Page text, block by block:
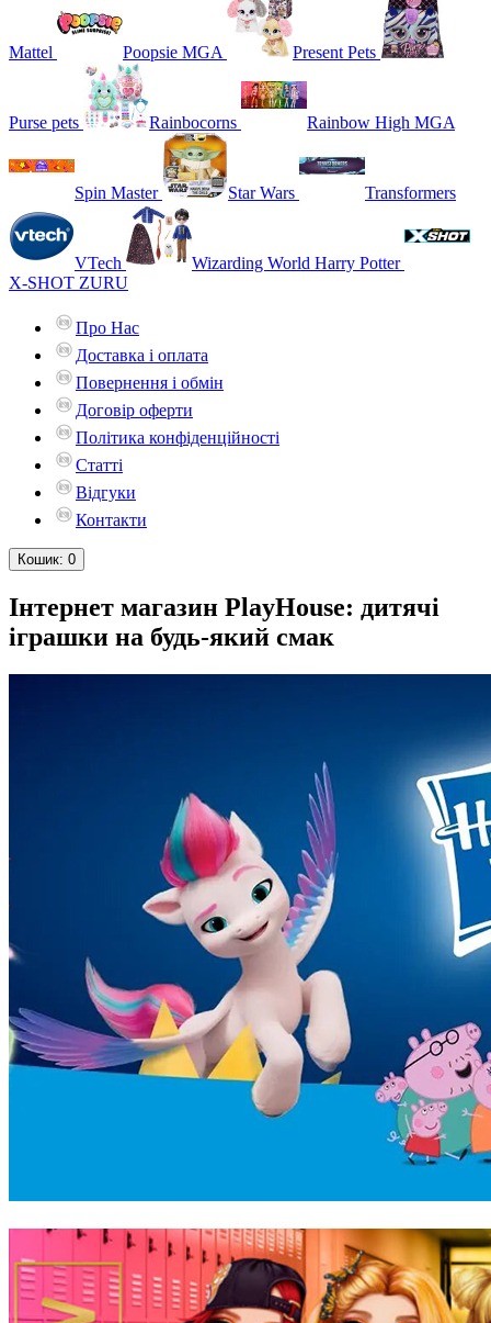
Mattel Poopsie MGA Present Pets
Purse pets Rainbocorns Rainbow High MGA
Spin Master Star Wars Transformers
VTech
Wizarding World Harry Potter
X-SHOT ZURU
Про Нас
Доставка і оплата
Повернення і обмін
Договір оферти
Політика конфіденційності
Статті
Відгуки
Контакти
Кошик: 0
Інтернет магазин PlayHouse: дитячі
іграшки на будь-який смак